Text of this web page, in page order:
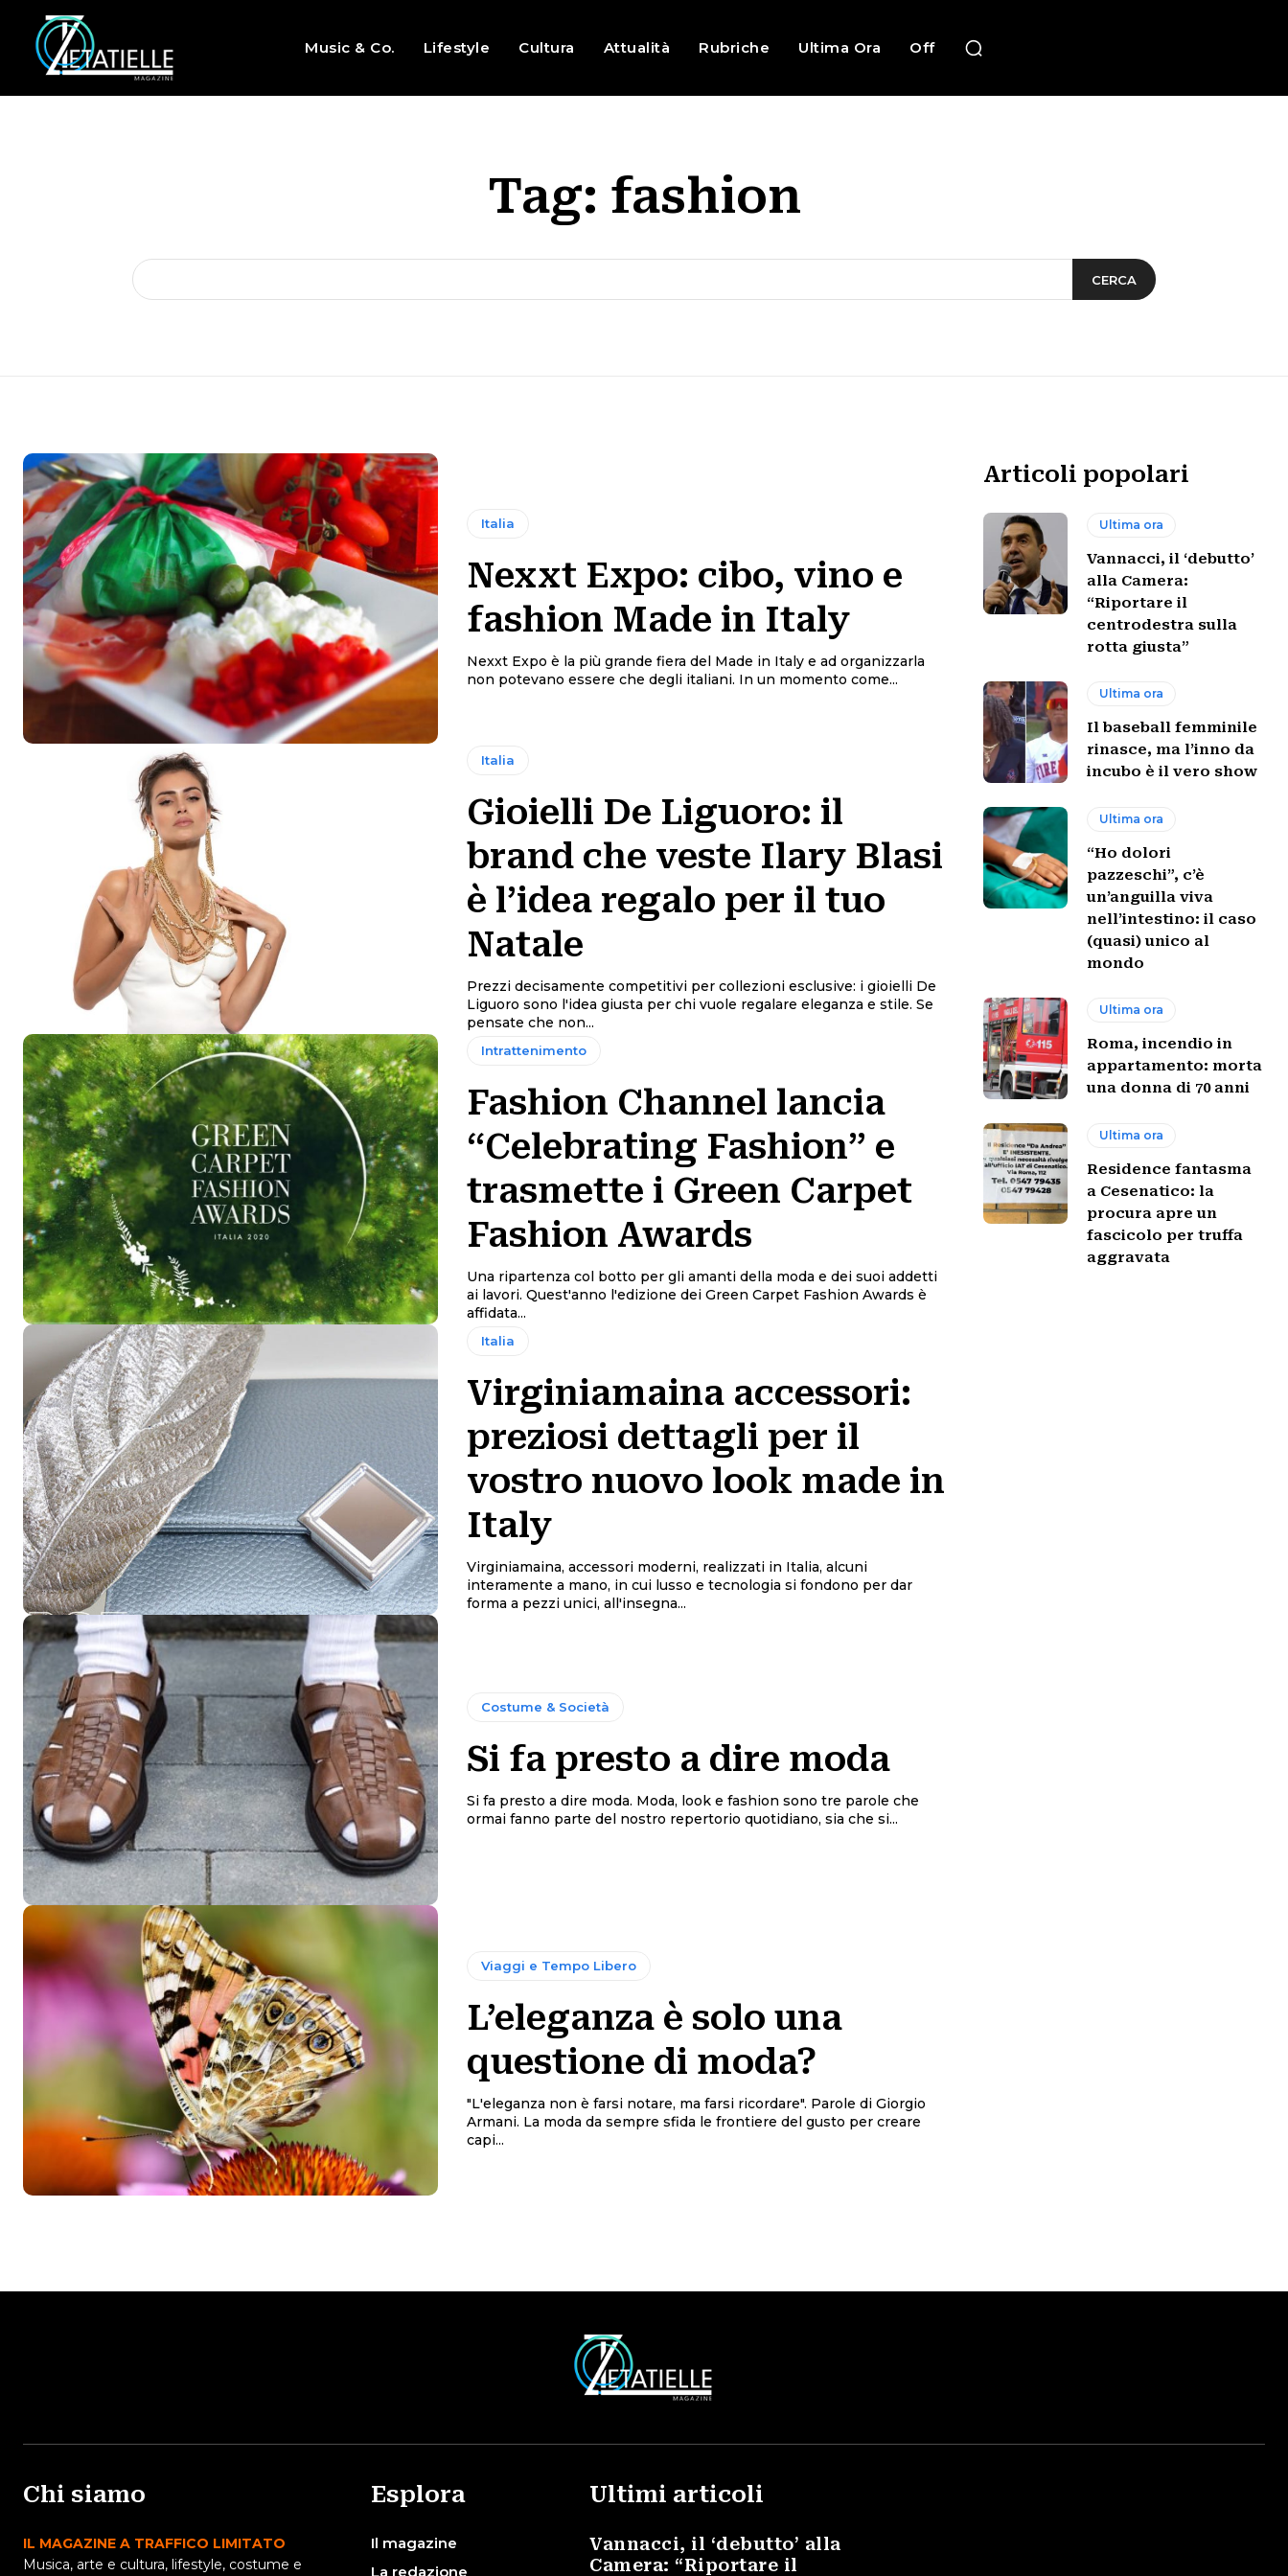
Music & Co. Lifestyle Cultura Attualità Rubriche Ultima Ora Off
Tag: fashion
CERCA
Italia
Nexxt Expo: cibo, vino e
fashion Made in Italy
Nexxt Expo è la più grande fiera del Made in Italy e ad organizzarla
non potevano essere che degli italiani. In un momento come...
Italia
Gioielli De Liguoro: il
brand che veste Ilary Blasi
è l’idea regalo per il tuo
Natale
Prezzi decisamente competitivi per collezioni esclusive: i gioielli De
Liguoro sono l'idea giusta per chi vuole regalare eleganza e stile. Se
pensate che non...
Intrattenimento
Fashion Channel lancia
“Celebrating Fashion” e
trasmette i Green Carpet
Fashion Awards
Una ripartenza col botto per gli amanti della moda e dei suoi addetti
ai lavori. Quest'anno l'edizione dei Green Carpet Fashion Awards è
affidata...
Italia
Virginiamaina accessori:
preziosi dettagli per il
vostro nuovo look made in
Italy
Virginiamaina, accessori moderni, realizzati in Italia, alcuni
interamente a mano, in cui lusso e tecnologia si fondono per dar
forma a pezzi unici, all'insegna...
Costume & Società
Si fa presto a dire moda
Si fa presto a dire moda. Moda, look e fashion sono tre parole che
ormai fanno parte del nostro repertorio quotidiano, sia che si...
Viaggi e Tempo Libero
L’eleganza è solo una
questione di moda?
"L'eleganza non è farsi notare, ma farsi ricordare". Parole di Giorgio
Armani. La moda da sempre sfida le frontiere del gusto per creare
capi...
Articoli popolari
Ultima ora
Vannacci, il ‘debutto’
alla Camera:
“Riportare il
centrodestra sulla
rotta giusta”
Ultima ora
Il baseball femminile
rinasce, ma l’inno da
incubo è il vero show
Ultima ora
“Ho dolori
pazzeschi”, c’è
un’anguilla viva
nell’intestino: il caso
(quasi) unico al
mondo
Ultima ora
Roma, incendio in
appartamento: morta
una donna di 70 anni
Ultima ora
Residence fantasma
a Cesenatico: la
procura apre un
fascicolo per truffa
aggravata
Chi siamo
IL MAGAZINE A TRAFFICO LIMITATO
Musica, arte e cultura, lifestyle, costume e
Esplora
Il magazine
La redazione
Ultimi articoli
Vannacci, il ‘debutto’ alla
Camera: “Riportare il